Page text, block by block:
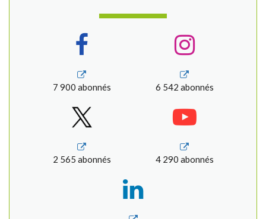
7 900 abonnés 6 542 abonnés
2 565 abonnés 4 290 abonnés